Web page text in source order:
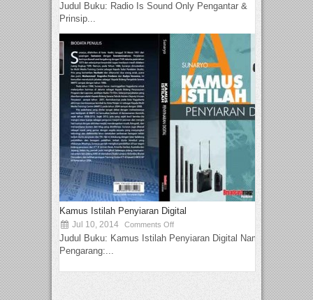
Judul Buku: Radio Is Sound Only Pengantar &
Prinsip...
Kamus Istilah Penyiaran Digital
Jul 10, 2014 Comments Off
Judul Buku: Kamus Istilah Penyiaran Digital Nama
Pengarang:...